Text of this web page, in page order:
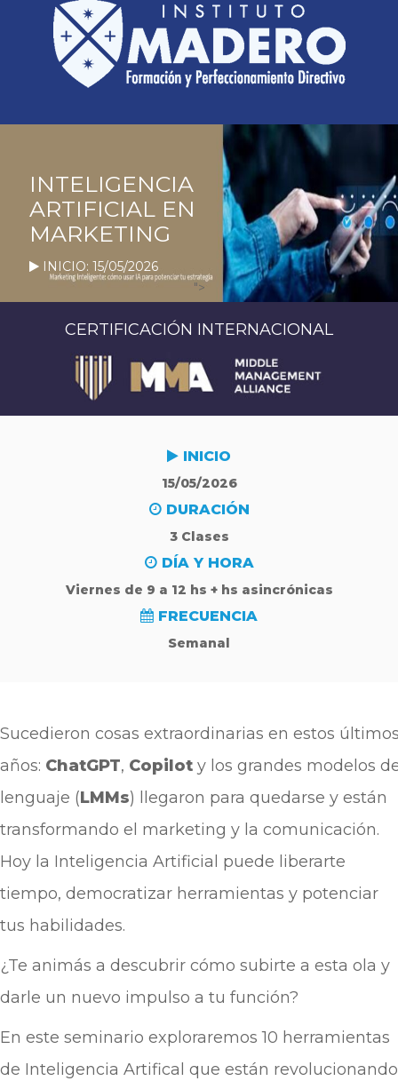
">
INTELIGENCIA
ARTIFICIAL EN
MARKETING
INICIO: 15/05/2026
CERTIFICACIÓN INTERNACIONAL
INICIO
15/05/2026
DURACIÓN
3 Clases
DÍA Y HORA
Viernes de 9 a 12 hs + hs asincrónicas
FRECUENCIA
Semanal
Sucedieron cosas extraordinarias en estos últimos
años: ChatGPT, Copilot y los grandes modelos
lenguaje (LMMs) llegaron para quedarse y están
transformando el marketing y la comunicación.
Hoy la Inteligencia Artificial puede liberarte
tiempo, democratizar herramientas y potenciar
tus habilidades.
¿Te animás a descubrir cómo subirte a esta ola y
darle un nuevo impulso a tu función?
En este seminario exploraremos 10 herramientas
de Inteligencia Artifical que están revolucionando